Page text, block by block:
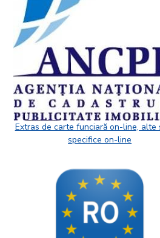
Extras de carte funciară on-line, alte
specifice on-line